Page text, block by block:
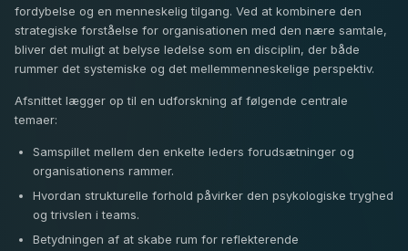
fordybelse og en menneskelig tilgang. Ved at kombinere den
strategiske forståelse for organisationen med den nære samtale,
bliver det muligt at belyse ledelse som en disciplin, der både
rummer det systemiske og det mellemmenneskelige perspektiv.
Afsnittet lægger op til en udforskning af følgende centrale
temaer:
Samspillet mellem den enkelte leders forudsætninger og
organisationens rammer.
Hvordan strukturelle forhold påvirker den psykologiske tryghed
og trivslen i teams.
Betydningen af at skabe rum for reflekterende